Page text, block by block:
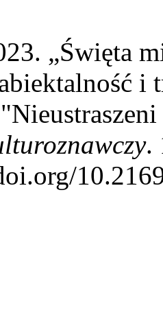
„Święta
i
.